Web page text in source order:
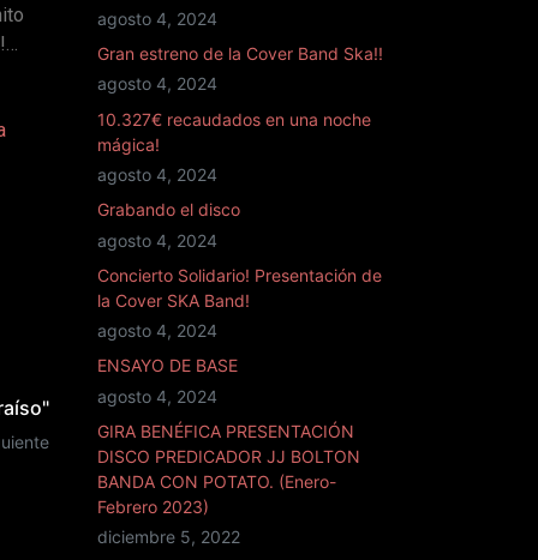
agosto 4, 2024
Gran estreno de la Cover Band Ska!!
agosto 4, 2024
10.327€ recaudados en una noche
mágica!
agosto 4, 2024
Grabando el disco
agosto 4, 2024
Concierto Solidario! Presentación de
la Cover SKA Band!
agosto 4, 2024
ENSAYO DE BASE
agosto 4, 2024
GIRA BENÉFICA PRESENTACIÓN
DISCO PREDICADOR JJ BOLTON
BANDA CON POTATO. (Enero-
Febrero 2023)
diciembre 5, 2022